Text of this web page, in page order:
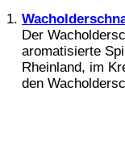
Der
aromatisierte
Rheinland, im
den